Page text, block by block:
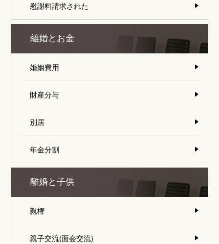
慰謝料請求された
離婚とお金
婚姻費用
財産分与
別居
年金分割
離婚と子供
親権
親子交流(面会交流)